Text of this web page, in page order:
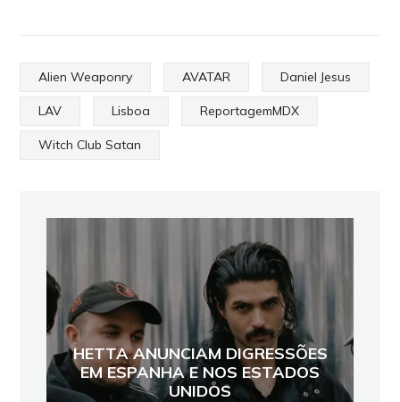
Alien Weaponry AVATAR Daniel Jesus
LAV Lisboa ReportagemMDX
Witch Club Satan
HETTA ANUNCIAM DIGRESSÕES
EM ESPANHA E NOS ESTADOS
UNIDOS